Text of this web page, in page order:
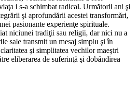
i s‑a schimbat radical. Următorii ani şi
şi aprofundării acestei transformări,
pasionante experienţe spirituale.
niciunei tradiţii sau religii, dar nici nu a
sale transmit un mesaj simplu şi în
şi simplitatea vechilor maeştri
eliberarea de suferinţă şi dobândirea